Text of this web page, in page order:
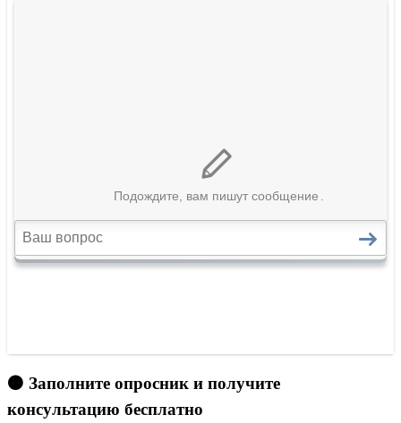
🟠 Заполните опросник и получите
консультацию бесплатно